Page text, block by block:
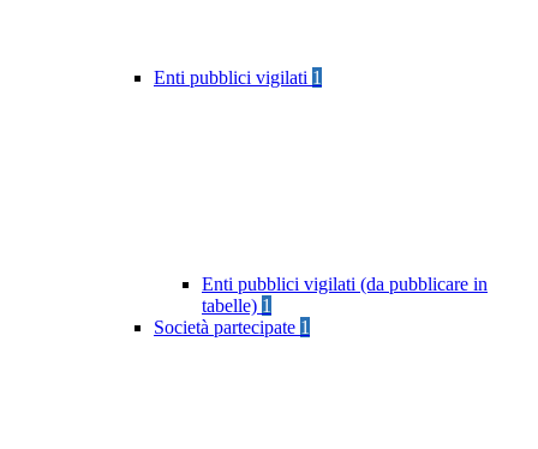
Enti pubblici vigilati 1
Enti pubblici vigilati (da pubblicare in
tabelle) 1
Società partecipate 1